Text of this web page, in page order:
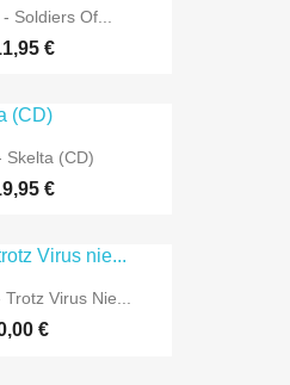
Soldiers Of...
€
Skelta (CD)
€
Trotz Virus Nie...
€